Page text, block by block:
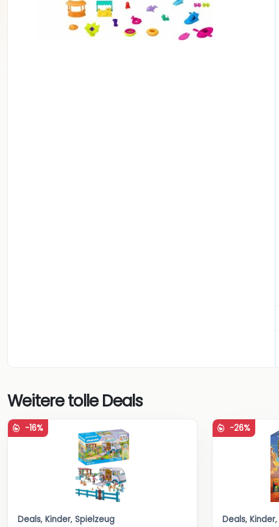
Weitere tolle Deals
-16%
Deals, Kinder, Spielzeug
-26%
Deals, Kinder,